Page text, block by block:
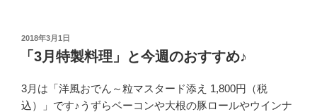
投
2018年3月1日
「3月特製料理」と今週のおすすめ♪
3月は「洋風おでん～粒マスタード添え 1,800円（税
込）」です♪うずらベーコンや大根の豚ロールやウインナ